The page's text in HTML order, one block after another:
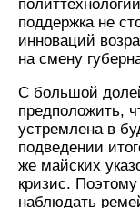
поддержка не
инноваций
на смену
С большой
предположить,
устремлена в
подведении
же майских
кризис.
наблюдать